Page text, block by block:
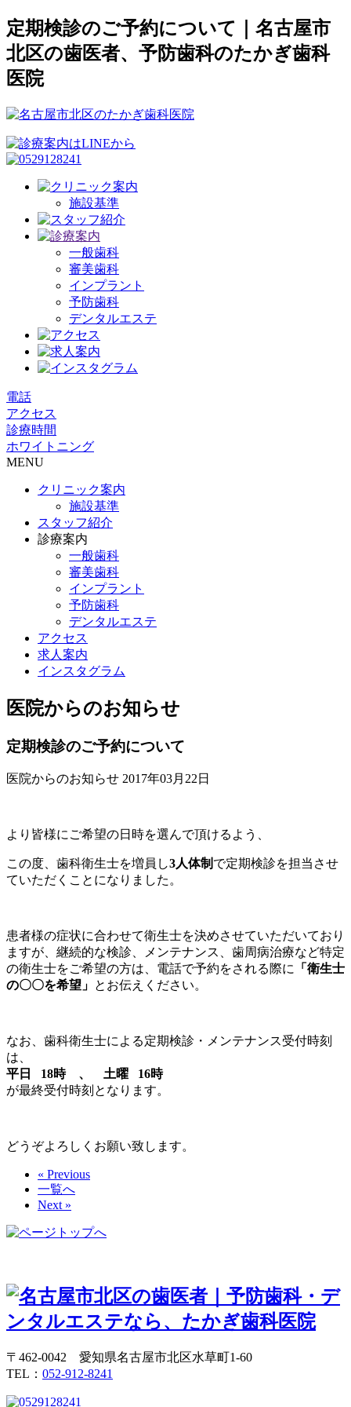
定期検診のご予約について｜名古屋市
北区の歯医者、予防歯科のたかぎ歯科
医院
施設基準
一般歯科
審美歯科
インプラント
予防歯科
デンタルエステ
電話
アクセス
診療時間
ホワイトニング
MENU
クリニック案内
施設基準
スタッフ紹介
診療案内
一般歯科
審美歯科
インプラント
予防歯科
デンタルエステ
アクセス
求人案内
インスタグラム
医院からのお知らせ
定期検診のご予約について
医院からのお知らせ 2017年03月22日
より皆様にご希望の日時を選んで頂けるよう、
この度、歯科衛生士を増員し3人体制 で定期検診を担当させ
ていただくことになりました。
患者様の症状に合わせて衛生士を決めさせていただいており
ますが、 継続的な検診、メンテナンス、歯周病治療など特定
の衛生士をご希望の方は、電話で予約をされる際に
「衛生士
の〇〇を希望」 とお伝えください。
なお、歯科衛生士による定期検診・メンテナンス受付時刻
は、
平日 18時 、 土曜 16時
が最終受付時刻となります。
どうぞよろしくお願い致します。
« Previous
一覧へ
Next »
〒462-0042 愛知県名古屋市北区水草町1-60
TEL： 052-912-8241